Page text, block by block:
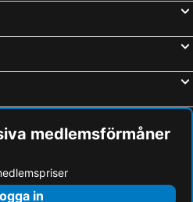
medlemsförmåner
in